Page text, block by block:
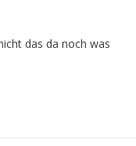
das da noch was